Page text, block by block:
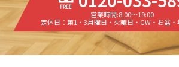
営業時間:8:00〜19:00
定休日：第1・3月曜日・火曜日・GW・お盆